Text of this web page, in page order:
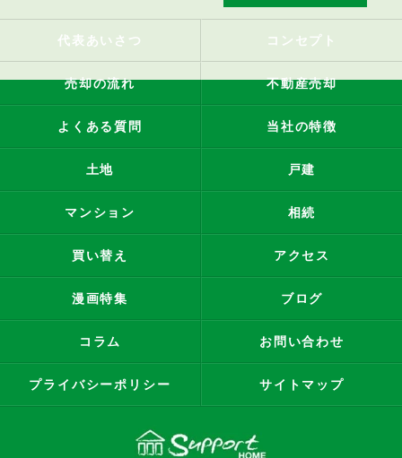
代表あいさつ コンセプト
売却の流れ 不動産売却
よくある質問 当社の特徴
土地 戸建
マンション 相続
買い替え アクセス
漫画特集 ブログ
コラム お問い合わせ
プライバシーポリシー サイトマップ